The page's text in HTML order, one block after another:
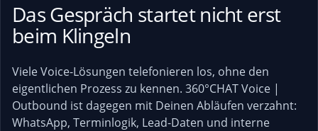
Das Gespräch startet nicht erst
beim Klingeln
Viele Voice-Lösungen telefonieren los, ohne den
eigentlichen Prozess zu kennen. 360°CHAT Voice |
Outbound ist dagegen mit Deinen Abläufen verzahnt:
WhatsApp, Terminlogik, Lead-Daten und interne